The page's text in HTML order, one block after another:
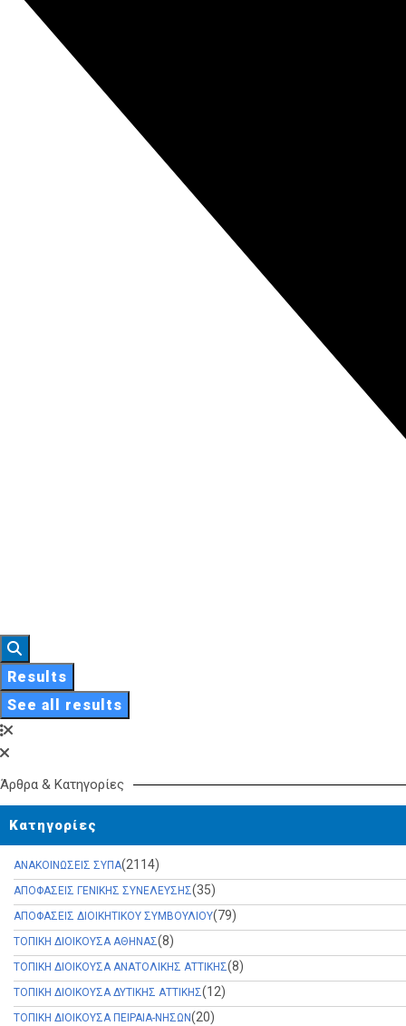
Results
See all results
Άρθρα & Κατηγορίες
Κατηγορίες
ΑΝΑΚΟΙΝΩΣΕΙΣ ΣΥΠΑ(2114)
ΑΠΟΦΑΣΕΙΣ ΓΕΝΙΚΗΣ ΣΥΝΕΛΕΥΣΗΣ(35)
ΑΠΟΦΑΣΕΙΣ ΔΙΟΙΚΗΤΙΚΟΥ ΣΥΜΒΟΥΛΙΟΥ(79)
ΤΟΠΙΚΗ ΔΙΟΙΚΟΥΣΑ ΑΘΗΝΑΣ(8)
ΤΟΠΙΚΗ ΔΙΟΙΚΟΥΣΑ ΑΝΑΤΟΛΙΚΗΣ ΑΤΤΙΚΗΣ(8)
ΤΟΠΙΚΗ ΔΙΟΙΚΟΥΣΑ ΔΥΤΙΚΗΣ ΑΤΤΙΚΗΣ(12)
ΤΟΠΙΚΗ ΔΙΟΙΚΟΥΣΑ ΠΕΙΡΑΙΑ-ΝΗΣΩΝ(20)